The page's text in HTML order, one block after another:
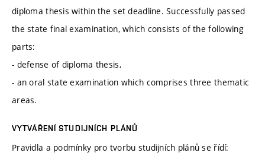
diploma thesis within the set deadline. Successfully passed
the state final examination, which consists of the following
parts:
- defense of diploma thesis,
- an oral state examination which comprises three thematic
areas.
VYTVÁŘENÍ STUDIJNÍCH PLÁNŮ
Pravidla a podmínky pro tvorbu studijních plánů se řídí: